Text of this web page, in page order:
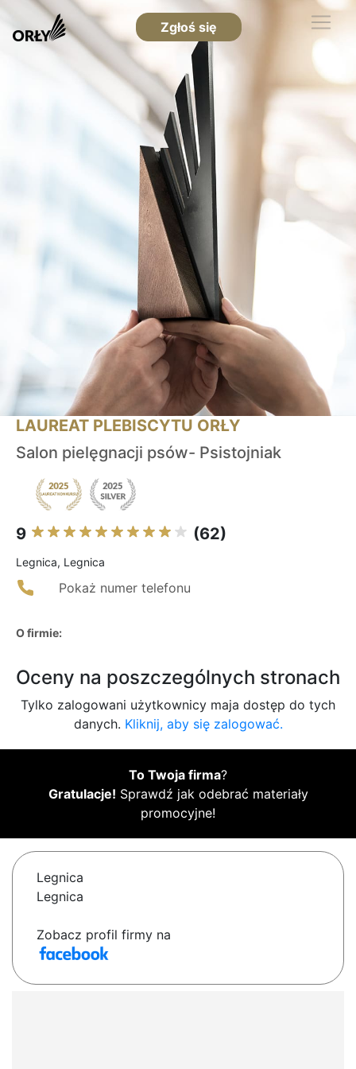
Zgłoś się
LAUREAT PLEBISCYTU ORŁY
Salon pielęgnacji psów- Psistojniak
9 (62)
Legnica, Legnica
Pokaż numer telefonu
O firmie:
Oceny na poszczególnych stronach
Tylko zalogowani użytkownicy maja dostęp do tych
danych. Kliknij, aby się zalogować.
To Twoja firma?
Gratulacje! Sprawdź jak odebrać materiały
promocyjne!
Legnica
Legnica
Zobacz profil firmy na